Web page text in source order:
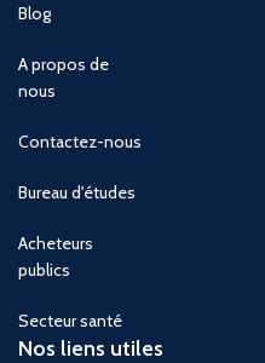
Blog
A propos de
nous
Contactez-nous
Bureau d'études
Acheteurs
publics
Secteur santé
Nos liens utiles